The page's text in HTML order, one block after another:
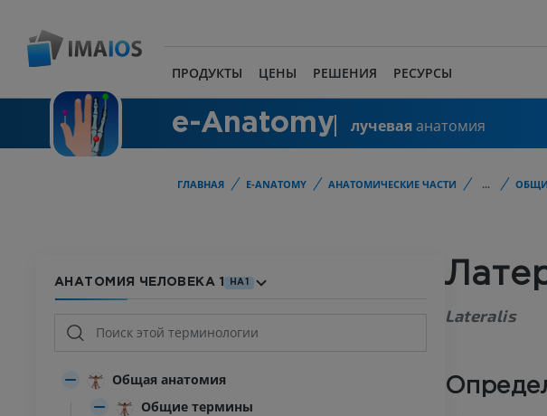
ПРОДУКТЫ ЦЕНЫ РЕШЕНИЯ РЕСУРСЫ
e-Anatomy лучеваяанатомия
ГЛАВНАЯ E-ANATOMY АНАТОМИЧЕСКИЕ ЧАСТИ ...
АНАТОМИЯ ЧЕЛОВЕКА 1 HA1
Общая анатомия
Общие термины
Lateralis